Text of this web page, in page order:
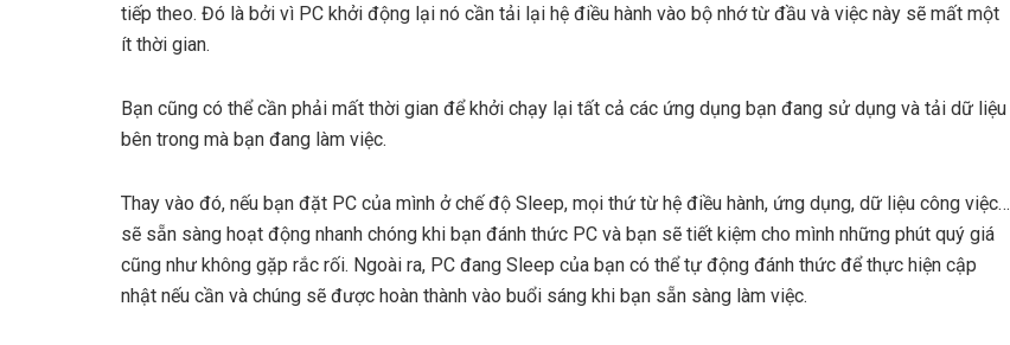
tiếp theo. Đó là bởi vì PC khởi động lại nó cần tải lại hệ điều hành vào bộ nhớ từ đầu và việc này sẽ mất một
ít thời gian.
Bạn cũng có thể cần phải mất thời gian để khởi chạy lại tất cả các ứng dụng bạn đang sử dụng và tải dữ liệu
bên trong mà bạn đang làm việc.
Thay vào đó, nếu bạn đặt PC của mình ở chế độ Sleep, mọi thứ từ hệ điều hành, ứng dụng, dữ liệu công việc…
sẽ sẵn sàng hoạt động nhanh chóng khi bạn đánh thức PC và bạn sẽ tiết kiệm cho mình những phút quý giá
cũng như không gặp rắc rối. Ngoài ra, PC đang Sleep của bạn có thể tự động đánh thức để thực hiện cập
nhật nếu cần và chúng sẽ được hoàn thành vào buổi sáng khi bạn sẵn sàng làm việc.